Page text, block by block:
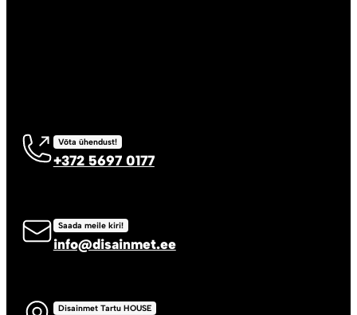
Võta ühendust!
+372 5697 0177
Saada meile kiri!
info@disainmet.ee
Disainmet Tartu HOUSE